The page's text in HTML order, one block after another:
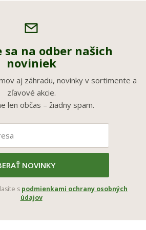
sa na odber našich
noviniek
aj záhradu, novinky v sortimente a
zľavové akcie.
len občas – žiadny spam.
NOVINKY
s podmienkami ochrany osobných
údajov